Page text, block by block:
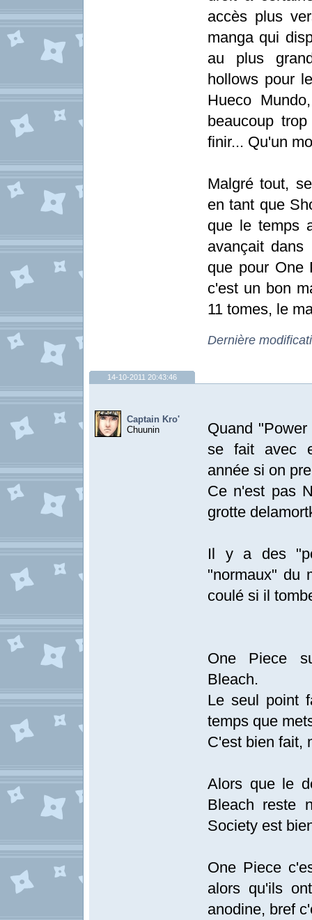
accès plus
manga qui
au plus
hollows pour
Hueco
beaucoup
finir... Qu'un
Malgré tout,
en tant que
que le temps
avançait
que pour One
c'est un bon
11 tomes, le
Dernière
14-10-2011 20:43:46
Captain Kro'
Chuunin
Quand
se fait avec
année si on
Ce n'est pas
grotte
Il y a des
"normaux" du
coulé si il
One Piece
Bleach.
Le seul point
temps que
C'est bien fait,
Alors que le
Bleach reste
Society est
One Piece
alors qu'ils
anodine, bref